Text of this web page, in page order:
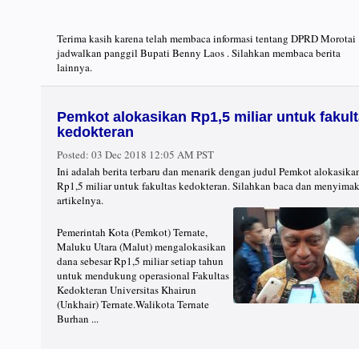
Terima kasih karena telah membaca informasi tentang DPRD Morotai
jadwalkan panggil Bupati Benny Laos . Silahkan membaca berita
lainnya.
Pemkot alokasikan Rp1,5 miliar untuk
kedokteran
Posted: 03 Dec 2018 12:05 AM PST
Ini adalah berita terbaru dan menarik dengan judul Pemkot
Rp1,5 miliar untuk fakultas kedokteran. Silahkan baca dan menyimak
artikelnya.
Pemerintah Kota (Pemkot) Ternate,
Maluku Utara (Malut) mengalokasikan
dana sebesar Rp1,5 miliar setiap tahun
untuk mendukung operasional Fakultas
Kedokteran Universitas Khairun
(Unkhair) Ternate.Walikota Ternate
Burhan ...